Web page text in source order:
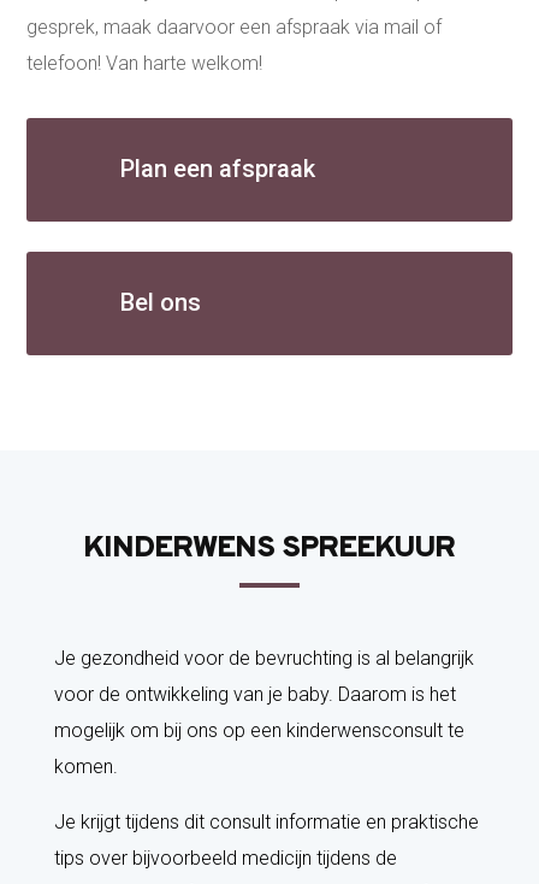
gesprek, maak daarvoor een afspraak via mail of
telefoon! Van harte welkom!
Plan een afspraak
Bel ons
KINDERWENS SPREEKUUR
Je gezondheid voor de bevruchting is al belangrijk
voor de ontwikkeling van je baby. Daarom is het
mogelijk om bij ons op een kinderwensconsult te
komen.
Je krijgt tijdens dit consult informatie en praktische
tips over bijvoorbeeld medicijn tijdens de